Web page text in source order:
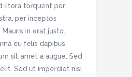
litora torquent per
per inceptos
Mauris in erat justo.
eu felis dapibus
sit amet a augue. Sed
Sed ut imperdiet nisi.